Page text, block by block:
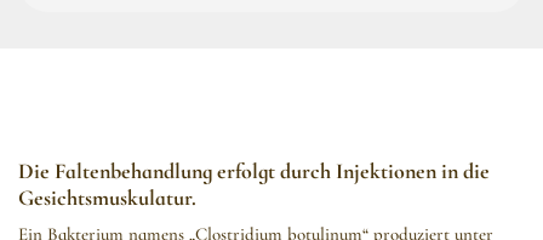
Die Faltenbehandlung erfolgt durch Injektionen in die
Gesichtsmuskulatur.
Ein Bakterium namens „Clostridium botulinum“ produziert unter